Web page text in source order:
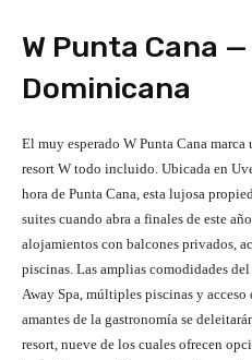
W Punta Cana
Dominicana
El muy esperado W Punta Cana
resort W todo incluido. Ubicada en
hora de Punta Cana, esta lujosa
suites cuando abra a finales de este
alojamientos con balcones privados,
piscinas. Las amplias comodidades
Away Spa, múltiples piscinas y
amantes de la gastronomía se
resort, nueve de los cuales ofrecen